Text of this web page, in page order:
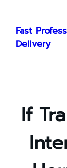
content
Fast
Delivery
If